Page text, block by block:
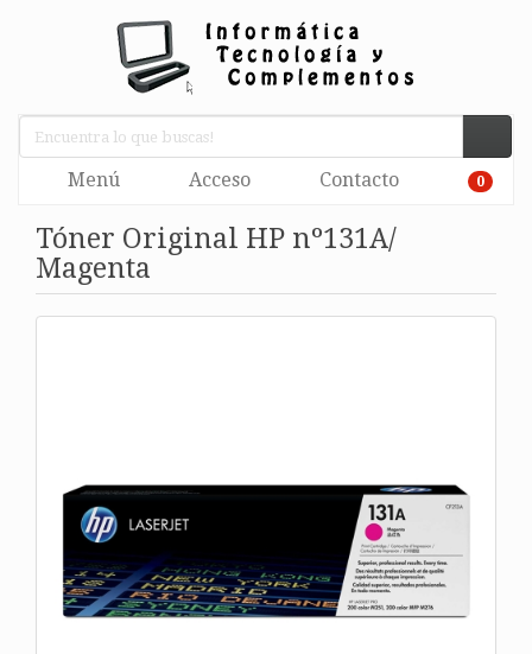
Menú Acceso Contacto 0
Tóner Original HP nº131A/
Magenta